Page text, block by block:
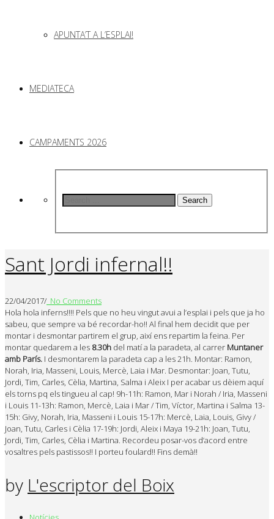
APUNTA’T A L’ESPLAI!
MEDIATECA
CAMPAMENTS 2026
Search
Sant Jordi infernal!!
22/04/2017/ No Comments
Hola hola inferns!!!! Pels que no heu vingut avui a l’esplai i pels que ja ho
sabeu, que sempre va bé recordar-ho!! Al final hem decidit que per
montar i desmontar partirem el grup, així ens repartim la feina. Per
montar quedarem a les 8.30h del matí a la paradeta, al carrer Muntaner
amb París. I desmontarem la paradeta cap a les 21h. Montar: Ramon,
Norah, Iria, Masseni, Louis, Mercè, Laia i Mar. Desmontar: Joan, Tutu,
Jordi, Tim, Carles, Cèlia, Martina, Salma i Aleix I per acabar us dèiem aquí
els torns pq els tingueu al cap! 9h-11h: Ramon, Mar i Norah / Iria, Masseni
i Louis 11-13h: Ramon, Mercè, Laia i Mar / Tim, Víctor, Martina i Salma 13-
15h: Givy, Norah, Iria, Masseni i Louis 15-17h: Mercè, Laia, Louis, Givy /
Joan, Tutu, Carles i Cèlia 17-19h: Jordi, Aleix i Maya 19-21h: Joan, Tutu,
Jordi, Tim, Carles, Cèlia i Martina. Recordeu posar-vos d’acord entre
vosaltres pels pastissos!! I porteu foulard!! Fins demà!!
by L'escriptor del Boix